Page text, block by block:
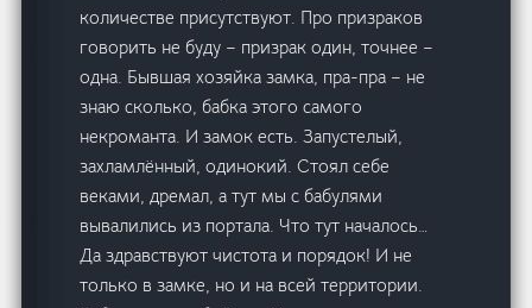
количестве присутствуют. Про призраков
говорить не буду – призрак один, точнее –
одна. Бывшая хозяйка замка, пра-пра – не
знаю сколько, бабка этого самого
некроманта. И замок есть. Запустелый,
захламлённый, одинокий. Стоял себе
веками, дремал, а тут мы с бабулями
вывалились из портала. Что тут началось…
Да здравствуют чистота и порядок! И не
только в замке, но и на всей территории.